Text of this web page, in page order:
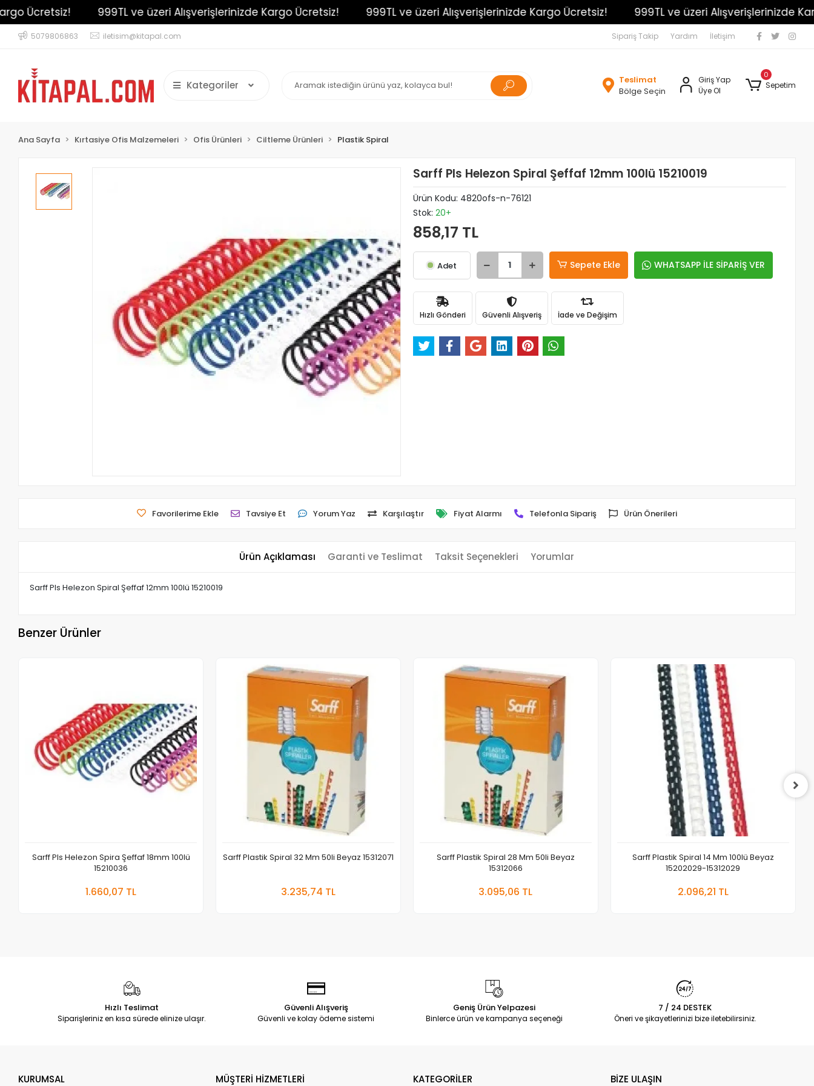
Ücretsiz! 999TL ve üzeri Alışverişlerinizde Kargo Ücretsiz! 999TL ve üzeri Alışverişlerinizde Kargo Ücretsiz! 999TL ve üzeri Alışverişlerinizde Kargo
5079806863 iletisim@kitapal.com Sipariş Takip Yardım İletişim
Kategoriler
Teslimat
Bölge Seçin
Giriş Yap
Üye Ol
0
Sepetim
Ana Sayfa Kırtasiye Ofis Malzemeleri Ofis Ürünleri Ciltleme Ürünleri Plastik Spiral
Sarff Pls Helezon Spiral Şeffaf 12mm 100lü 15210019
Ürün Kodu: 4820ofs-n-76121
Stok: 20+
858,17 TL
Adet Sepete Ekle WHATSAPP İLE SİPARİŞ VER
Hızlı Gönderi Güvenli Alışveriş İade ve Değişim
Favorilerime Ekle Tavsiye Et Yorum Yaz Karşılaştır Fiyat Alarmı Telefonla Sipariş Ürün Önerileri
Ürün Açıklaması Garanti ve Teslimat Taksit Seçenekleri Yorumlar
Sarff Pls Helezon Spiral Şeffaf 12mm 100lü 15210019
Benzer Ürünler
Sarff Pls Helezon Spira Şeffaf 18mm 100lü
15210036
1.660,07 TL
Sarff Plastik Spiral 32 Mm 50li Beyaz 15312071
3.235,74 TL
Sarff Plastik Spiral 28 Mm 50li Beyaz
15312066
3.095,06 TL
Sarff Plastik Spiral 14 Mm 100lü Beyaz
15202029-15312029
2.096,21 TL
Hızlı Teslimat
Siparişleriniz en kısa sürede elinize ulaşır.
Güvenli Alışveriş
Güvenli ve kolay ödeme sistemi
Geniş Ürün Yelpazesi
Binlerce ürün ve kampanya seçeneği
7 / 24 DESTEK
Öneri ve şikayetlerinizi bize iletebilirsiniz.
KURUMSAL MÜŞTERİ HİZMETLERİ KATEGORİLER BİZE ULAŞIN